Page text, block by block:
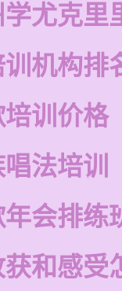
尤克里
机构排
训价格
法培训
会排练
和感受